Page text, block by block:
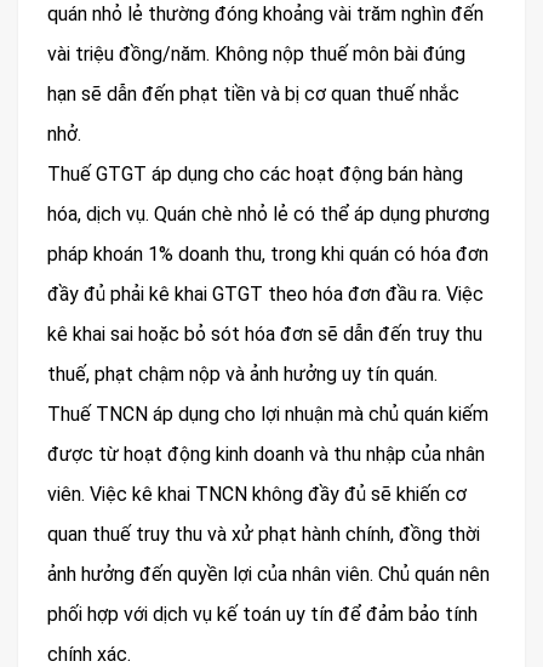
quán nhỏ lẻ thường đóng khoảng vài trăm nghìn đến
vài triệu đồng/năm. Không nộp thuế môn bài đúng
hạn sẽ dẫn đến phạt tiền và bị cơ quan thuế nhắc
nhở.
Thuế GTGT áp dụng cho các hoạt động bán hàng
hóa, dịch vụ. Quán chè nhỏ lẻ có thể áp dụng phương
pháp khoán 1% doanh thu, trong khi quán có hóa đơn
đầy đủ phải kê khai GTGT theo hóa đơn đầu ra. Việc
kê khai sai hoặc bỏ sót hóa đơn sẽ dẫn đến truy thu
thuế, phạt chậm nộp và ảnh hưởng uy tín quán.
Thuế TNCN áp dụng cho lợi nhuận mà chủ quán kiếm
được từ hoạt động kinh doanh và thu nhập của nhân
viên. Việc kê khai TNCN không đầy đủ sẽ khiến cơ
quan thuế truy thu và xử phạt hành chính, đồng thời
ảnh hưởng đến quyền lợi của nhân viên. Chủ quán nên
phối hợp với dịch vụ kế toán uy tín để đảm bảo tính
chính xác.